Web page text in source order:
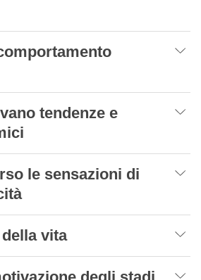
tendenze e
le sensazioni di
vita